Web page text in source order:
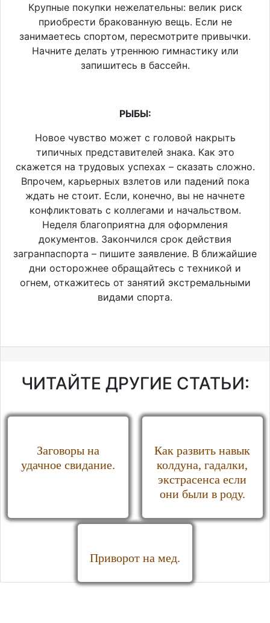
Крупные покупки нежелательны: велик риск
приобрести бракованную вещь. Если не
занимаетесь спортом, пересмотрите привычки.
Начните делать утреннюю гимнастику или
запишитесь в бассейн.
РЫБЫ:
Новое чувство может с головой накрыть
типичных представителей знака. Как это
скажется на трудовых успехах – сказать сложно.
Впрочем, карьерных взлетов или падений пока
ждать не стоит. Если, конечно, вы не начнете
конфликтовать с коллегами и начальством.
Неделя благоприятна для оформления
документов. Закончился срок действия
загранпаспорта – пишите заявление. В ближайшие
дни осторожнее обращайтесь с техникой и
огнем, откажитесь от занятий экстремальными
видами спорта.
ЧИТАЙТЕ ДРУГИЕ СТАТЬИ:
Заговоры на
удачное свидание.
Как развить навык
колдуна, гадалки,
экстрасенса если
они были в роду.
Приворот на мед.